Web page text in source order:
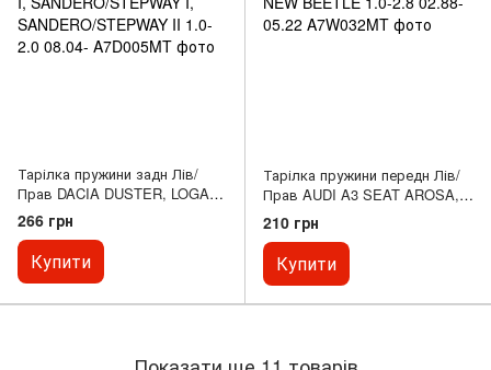
Тарілка пружини задн Лів/
Прав DACIA DUSTER, LOGAN,
LOGAN EXPRESS, LOGAN II,
LOGAN MCV, SANDERO,
SANDERO II RENAULT
DUSTER, LOGAN I,
SANDERO/STEPWAY II 1.0-2.0
266 грн
Купити
Тарілка пружини передн Лів/
Прав AUDI A3 SEAT AROSA,
IBIZA IV, IBIZA IV SC, LEON,
TOLEDO II SKODA OCTAVIA I
VW BORA, BORA I, GOLF III,
GOLF IV, LUPO I, NEW
210 грн
Купити